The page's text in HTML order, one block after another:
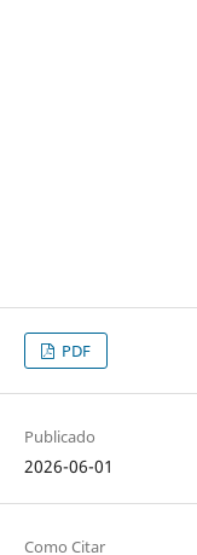
PDF
Publicado
2026-06-01
Como Citar